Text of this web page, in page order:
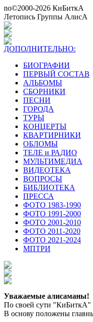
no©2000-2026 КиБиткА
Летопись Группы АлисА
ДОПОЛНИТЕЛЬНО:
БИОГРАФИИ
ПЕРВЫЙ СОСТАВ
АЛЬБОМЫ
СБОРНИКИ
ПЕСНИ
ГОРОДА
ТУРЫ
КОНЦЕРТЫ
КВАРТИРНИКИ
ОБЛОМЫ
ТЕЛЕ и РАДИО
МУЛЬТИМЕДИА
ВИДЕОТЕКА
ВОПРОСЫ
БИБЛИОТЕКА
ПРЕССА
ФОТО 1983-1990
ФОТО 1991-2000
ФОТО 2001-2010
ФОТО 2011-2020
ФОТО 2021-2024
МПТРИ
Уважаемые алисаманы!
По своей сути "КиБиткА"
В основу положены